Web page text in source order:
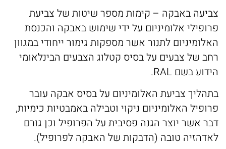
צביעה באבקה – קימות מספר שיטות של צביעת
פרופילי אלומיניום על ידי שימוש באבקה והכנסת
האלומיניום לתנור אשר מספקות גימור ייחודי במגוון
רחב של צבעים על בסיס קטלוג הצבעים הבינלאומי
הידוע בשם RAL.
בתהליך צביעת האלומיניום על בסיס אבקה עובר
פרופיל האלומיניום ניקוי וטבילה באמבטיות כימיות,
דבר אשר יוצר הגנה פסיבית על הפרופיל וכן גורם
לאדהזיה טובה (הדבקות של האבקה לפרופיל).